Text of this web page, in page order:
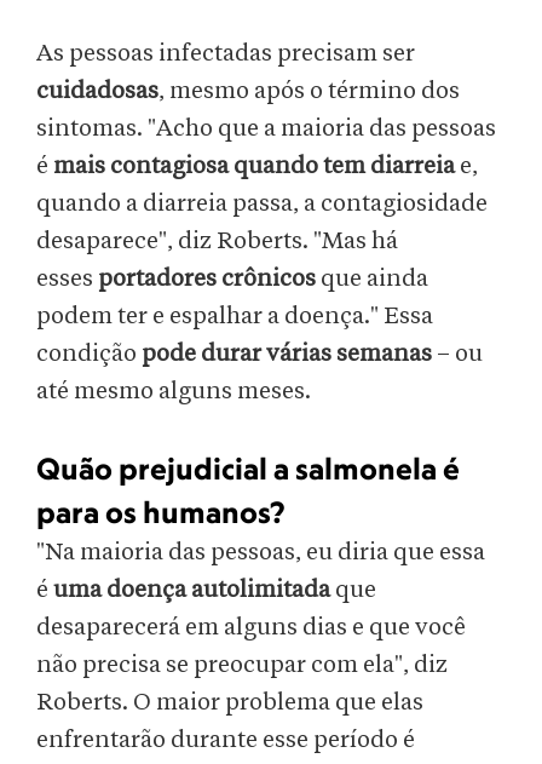
As pessoas infectadas precisam ser
cuidadosas, mesmo após o término dos
sintomas. "Acho que a maioria das pessoas
é mais contagiosa quando tem diarreiae,
quando a diarreia passa, a contagiosidade
desaparece", diz Roberts. "Mas há
esses portadores crônicos que ainda
podem ter e espalhar a doença." Essa
condição pode durar várias semanas – ou
até mesmo alguns meses.
Quão prejudicial a salmonela é
para os humanos?
"Na maioria das pessoas, eu diria que essa
é uma doença autolimitadaque
desaparecerá em alguns dias e que você
não precisa se preocupar com ela", diz
Roberts. O maior problema que elas
enfrentarão durante esse período é